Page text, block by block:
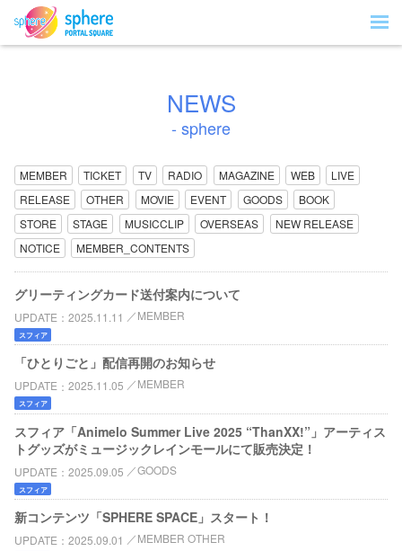
NEWS
- sphere
MEMBER TICKET TV RADIO MAGAZINE WEB
LIVE
RELEASE
OTHER MOVIE EVENT GOODS
BOOK
STORE
STAGE MUSICCLIP OVERSEAS
NEW RELEASE
NOTICE
MEMBER_CONTENTS
グリーティングカード送付案内について
UPDATE 2025.11.11 MEMBER
スフィア
「ひとりごと」配信再開のお知らせ
UPDATE 2025.11.05 MEMBER
スフィア
スフィア「Animelo Summer Live 2025 “ThanXX!”」アーティス
トグッズがミュージックレインモールにて販売決定！
UPDATE 2025.09.05 GOODS
スフィア
新コンテンツ「SPHERE SPACE」スタート！
UPDATE 2025.09.01 MEMBER OTHER